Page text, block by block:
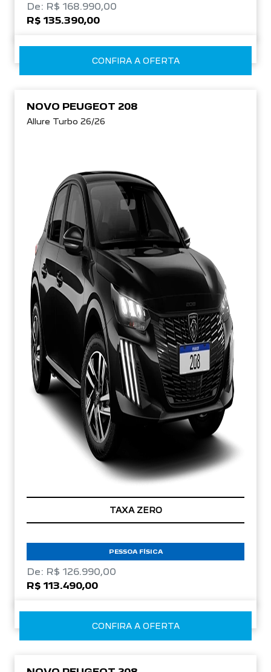
De: R$ 168.990,00
R$ 135.390,00
CONFIRA A OFERTA
NOVO PEUGEOT 208
Allure Turbo 26/26
TAXA ZERO
PESSOA FÍSICA
De: R$ 126.990,00
R$ 113.490,00
CONFIRA A OFERTA